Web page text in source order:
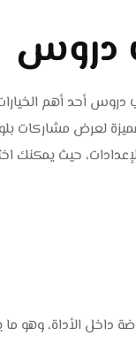
دروس
أحد أهم
لعرض مشاركات
الإعدادات، حيث
داخل الأداة، وهو